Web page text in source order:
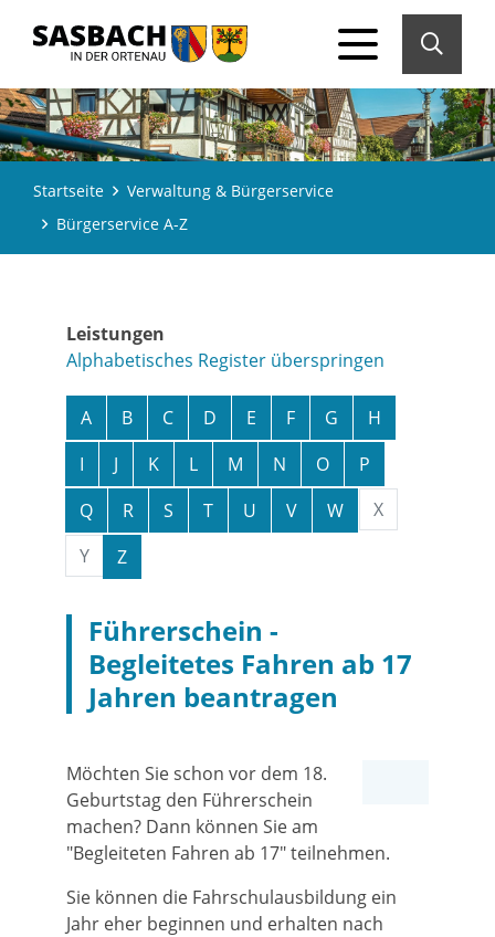
Startseite
Verwaltung & Bürgerservice
Bürgerservice A-Z
Leistungen
Alphabetisches Register überspringen
A B C D E F G
H
I
J K L M N O
P
Q
R S T U V W
X
Y
Z
Führerschein -
Begleitetes Fahren ab 17
Jahren beantragen
Möchten Sie schon vor dem 18.
Geburtstag den Führerschein
machen? Dann können Sie am
"Begleiteten Fahren ab 17" teilnehmen.
Sie können die Fahrschulausbildung ein
Jahr eher beginnen und erhalten nach